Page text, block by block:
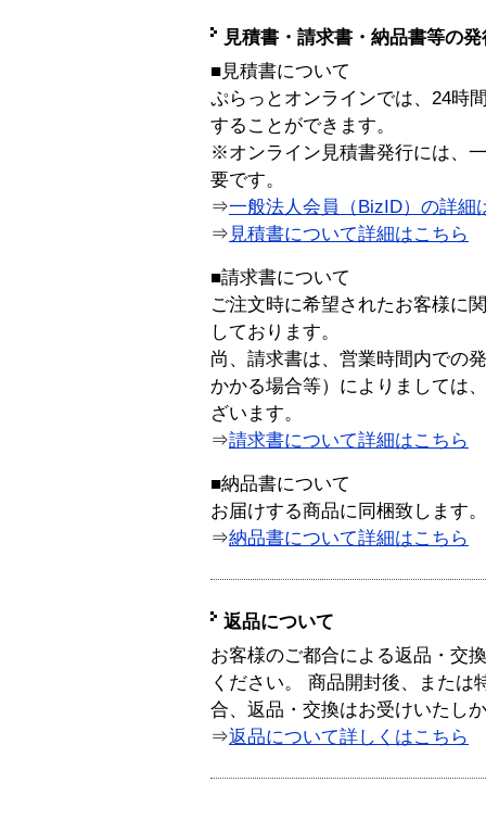
見積書・請求書・納品書等の
■見積書について
ぷらっとオンラインでは、24時
することができます。
※オンライン見積書発行には、
要です。
⇒一般法人会員（BizID）の詳細
⇒ 見積書について詳細はこちら
■請求書について
ご注文時に希望されたお客様に
しております。
尚、請求書は、営業時間内での
かかる場合等）によりましては
ざいます。
⇒請求書について詳細はこちら
■納品書について
お届けする商品に同梱致します。
⇒納品書について詳細はこちら
返品について
お客様のご都合による返品・交
ください。 商品開封後、または
合、返品・交換はお受けいたし
⇒返品について詳しくはこちら